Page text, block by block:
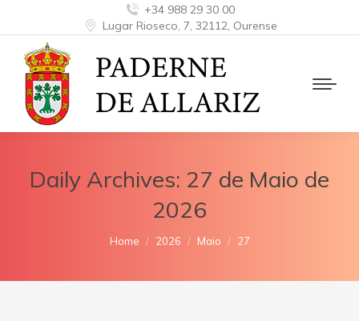
+34 988 29 30 00
Lugar Rioseco, 7, 32112, Ourense
Daily Archives: 27 de Maio de
2026
You are here:
Home 2026 Maio 27